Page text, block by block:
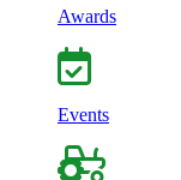
Awards
Events